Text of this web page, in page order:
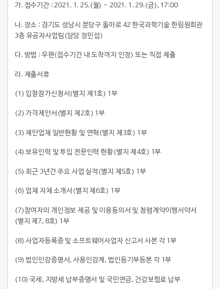
가. 접수기간 : 2021. 1. 25.(월) ~ 2021. 1. 29.(금), 17:00
나. 장소 : 경기도 성남시 분당구 돌마로 42 한국과학기술 한림원회관
3층 유공자사업팀(담당 정민섭)
다. 방법 : 우편(접수기간 내 도착까지 인정) 또는 직접 제출
라. 제출서류
(1) 입찰참가신청서(별지 제1호) 1부
(2) 가격제안서(별지 제2호) 1부
(3) 제안업체 일반현황 및 연혁(별지 제3호) 1부
(4) 보유인력 및 투입 전문인력 현황(별지 제4호) 1부
(5) 최근 3년간 주요 사업 실적(별지 제5호) 1부
(6) 업체 자체 소개서(별지 제6호) 1부
(7)참여자의 개인정보 제공 및 이용동의서 및 청렴계약이행서약서
(별지 제7, 8호) 1부
(8) 사업자등록증 및 소프트웨어사업자 신고서 사본 각 1부
(9) 법인인감증명서, 사용인감계, 법인등기부등본 각 1부
(10) 국세, 지방세 납부증명서 및 국민연금, 건강보험료 납부